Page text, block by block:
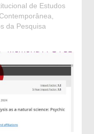
de Estudos
da Pesquisa